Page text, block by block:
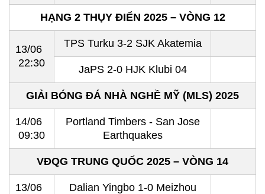
HẠNG 2 THỤY ĐIỂN 2025 – VÒNG 12
13/06
22:30
TPS Turku 3-2 SJK Akatemia
JaPS 2-0 HJK Klubi 04
GIẢI BÓNG ĐÁ NHÀ NGHỀ MỸ (MLS) 2025
14/06
09:30
Portland Timbers - San Jose
Earthquakes
VĐQG TRUNG QUỐC 2025 – VÒNG 14
13/06
Dalian Yingbo 1-0 Meizhou